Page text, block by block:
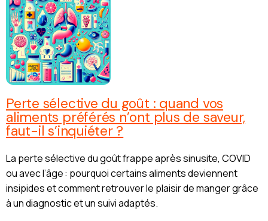
Perte sélective du goût : quand vos
aliments préférés n’ont plus de saveur,
faut-il s’inquiéter ?
La perte sélective du goût frappe après sinusite, COVID
ou avec l’âge : pourquoi certains aliments deviennent
insipides et comment retrouver le plaisir de manger grâce
à un diagnostic et un suivi adaptés.